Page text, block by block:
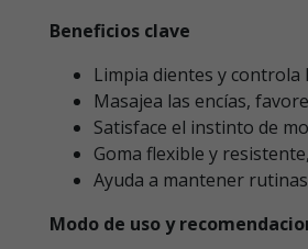
Beneficios clave
Limpia dientes y controla
Masajea las encías,
Satisface el instinto de
Goma flexible y
Ayuda a mantener
Modo de uso y